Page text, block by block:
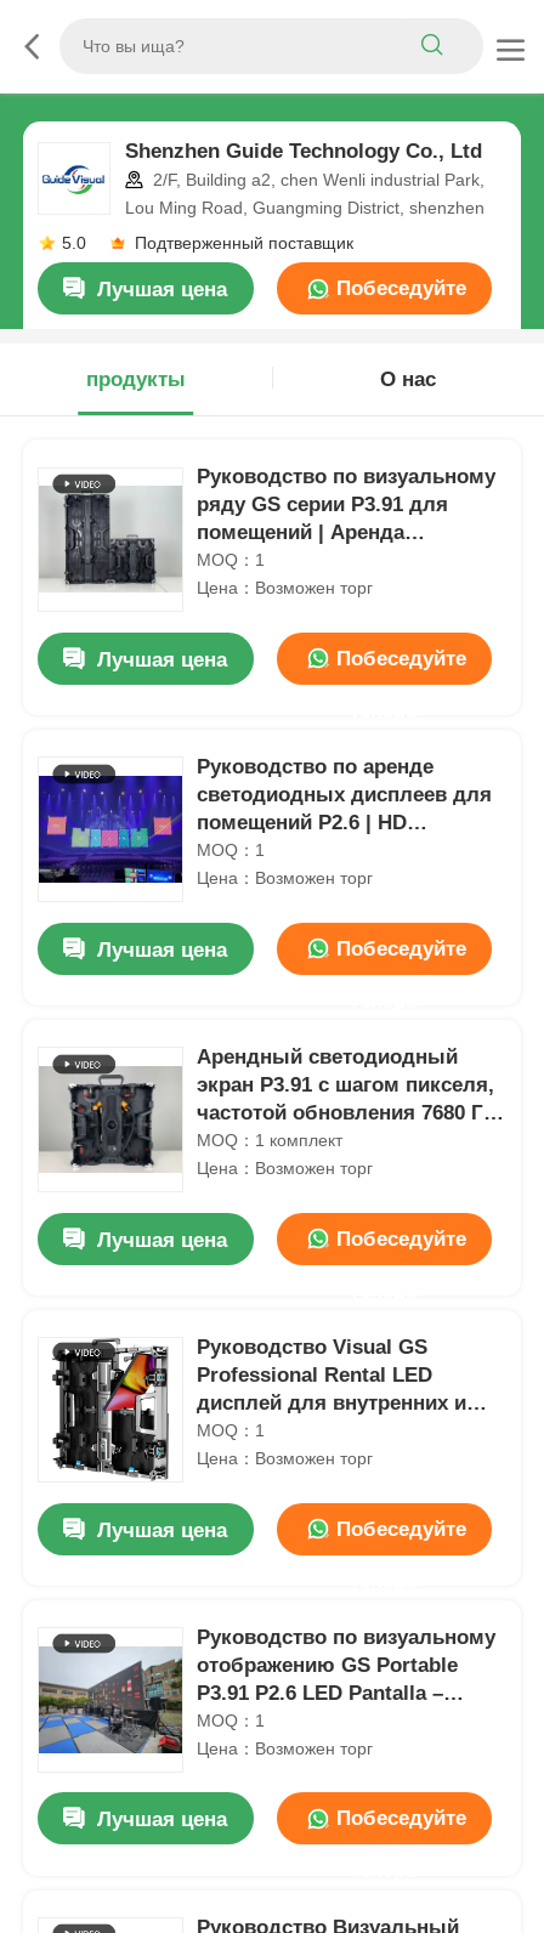
Shenzhen Guide Technology Co., Ltd
2/F, Building a2, chen Wenli industrial Park,
Lou Ming Road, Guangming District, shenzhen
5.0
Подтверженный поставщик
Лучшая цена Побеседуйте
продукты
О нас
Руководство по визуальному
ряду GS серии P3.91 для
помещений | Аренда
светодиодных видеостен для
сценических мероприятий,
и конференций
MOQ：1
Цена：Возможен торг
Лучшая цена Побеседуйте
Руководство по аренде
светодиодных дисплеев для
помещений P2.6 | HD
видеостена для конференций
MOQ：1
Цена：Возможен торг
Лучшая цена Побеседуйте
Арендный светодиодный
экран P3.91 с шагом пикселя,
частотой обновления 7680 Гц
и водонепроницаемостью
IP65 для наружного
дисплея
MOQ：1 комплект
Цена：Возможен торг
Лучшая цена Побеседуйте
Руководство Visual GS
Professional Rental LED
дисплей для внутренних и
наружных сценических
спектаклей
MOQ：1
Цена：Возможен торг
Лучшая цена Побеседуйте
Руководство по визуальному
отображению GS Portable
P3.91 P2.6 LED Pantalla –
Светодиодный экран для
сцены 500x500 мм, 500x1000
музыкальных фестивалей
MOQ：1
Цена：Возможен торг
Лучшая цена Побеседуйте
Руководство Визуальный